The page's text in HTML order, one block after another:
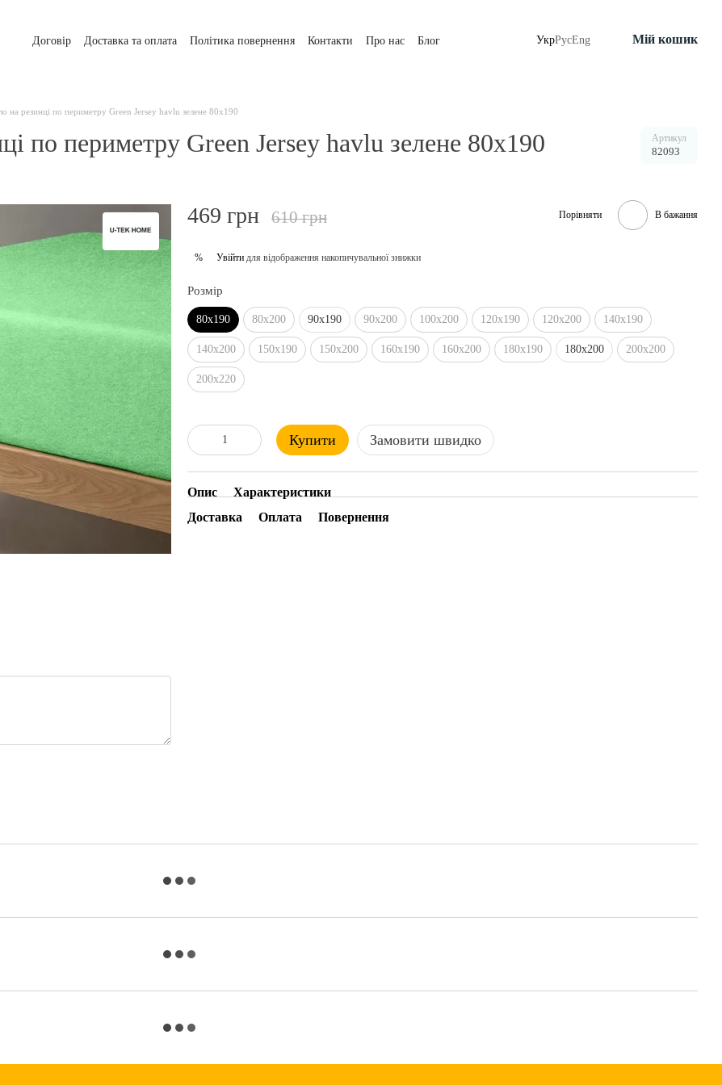
Договір Доставка та оплата Політика повернення Контакти Про нас Блог УкрРусEng Мій кошик
на резинці по периметру Green Jersey havlu зелене 80х190
по периметру Green Jersey havlu зелене 80х190 Артикул
82093
469 грн 610 грн Порівняти В бажання
% Увійти для відображення накопичувальної знижки
Розмір
80х190 80х200 90х190 90х200 100х200 120х190 120х200 140х190
140х200 150х190 150х200 160х190 160х200 180х190 180х200 200х200
200х220
Купити Замовити швидко
Опис
Характеристики
Доставка
Оплата Повернення